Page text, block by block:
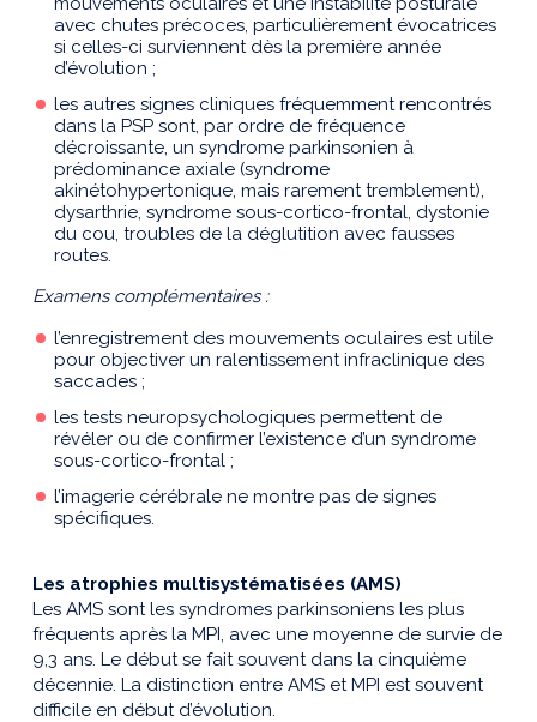
avec chutes précoces, particulièrement évocatrices
si celles-ci surviennent dès la première année
d’évolution ;
les autres signes cliniques fréquemment rencontrés
dans la PSP sont, par ordre de fréquence
décroissante, un syndrome parkinsonien à
prédominance axiale (syndrome
akinétohypertonique, mais rarement tremblement),
dysarthrie, syndrome sous-cortico-frontal, dystonie
du cou, troubles de la déglutition avec fausses
routes.
Examens complémentaires :
l’enregistrement des mouvements oculaires est utile
pour objectiver un ralentissement infraclinique des
saccades ;
les tests neuropsychologiques permettent de
révéler ou de confirmer l’existence d’un syndrome
sous-cortico-frontal ;
l’imagerie cérébrale ne montre pas de signes
spécifiques.
Les atrophies multisystématisées (AMS)
Les AMS sont les syndromes parkinsoniens les plus
fréquents après la MPI, avec une moyenne de survie de
9,3 ans. Le début se fait souvent dans la cinquième
décennie. La distinction entre AMS et MPI est souvent
difficile en début d’évolution.